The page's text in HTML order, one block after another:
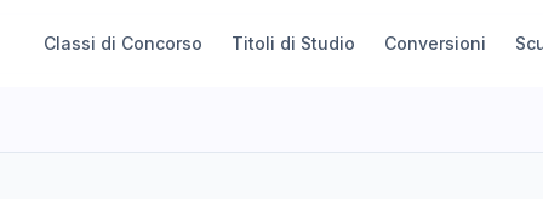
Classi di Concorso Titoli di Studio Conversioni